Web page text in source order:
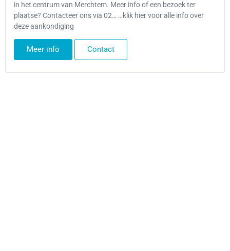
in het centrum van Merchtem. Meer info of een bezoek ter
plaatse? Contacteer ons via 02… …klik hier voor alle info over
deze aankondiging
Meer info Contact